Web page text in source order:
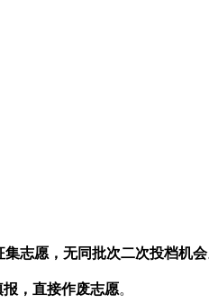
志愿，无同批次二次投档机会
，直接作废志愿。